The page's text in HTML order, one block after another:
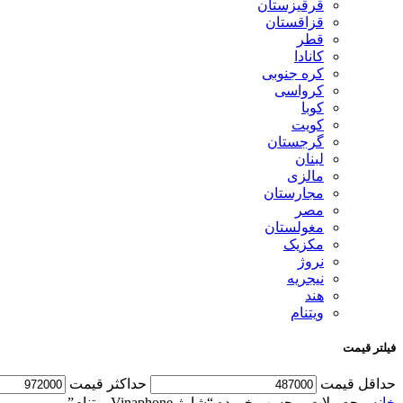
قرقیزستان
قزاقستان
قطر
کانادا
کره جنوبی
کرواسی
کوبا
کویت
گرجستان
لبنان
مالزی
مجارستان
مصر
مغولستان
مکزیک
نروژ
نیجریه
هند
ویتنام
فیلتر قیمت
حداقل قیمت
حداكثر قيمت